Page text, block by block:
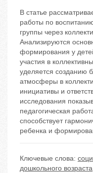
В статье
работы по
группы через
Анализируются
формирования у
участия в
уделяется созданию
атмосферы в
инициативы и
исследования
педагогическая
способствует
ребенка и
Ключевые слова:
дошкольного возраста